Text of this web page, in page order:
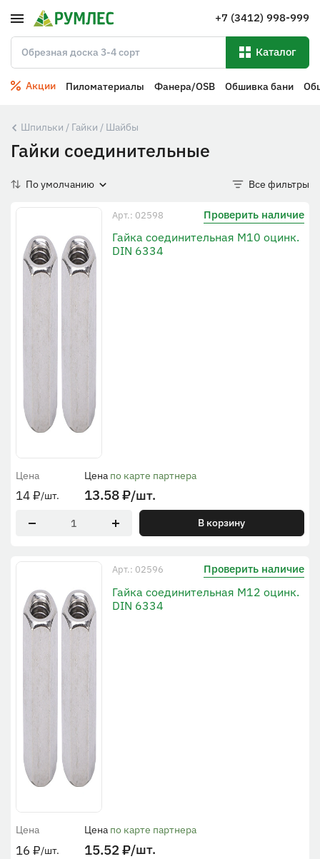
+7 (3412) 998-999
Каталог
Акции Пиломатериалы Фанера/OSB Обшивка бани
Шпильки / Гайки / Шайбы
Гайки соединительные
По умолчанию Все фильтры
Арт.: 02598 Проверить наличие
Гайка соединительная М10 оцинк.
DIN 6334
Цена
14₽/шт.
Цена по карте партнера
13.58₽/шт.
В корзину
Арт.: 02596 Проверить наличие
Гайка соединительная М12 оцинк.
DIN 6334
Цена
16 ₽/шт.
Цена по карте партнера
15.52₽/шт.